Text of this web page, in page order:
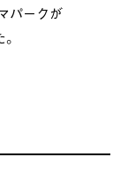
パークが